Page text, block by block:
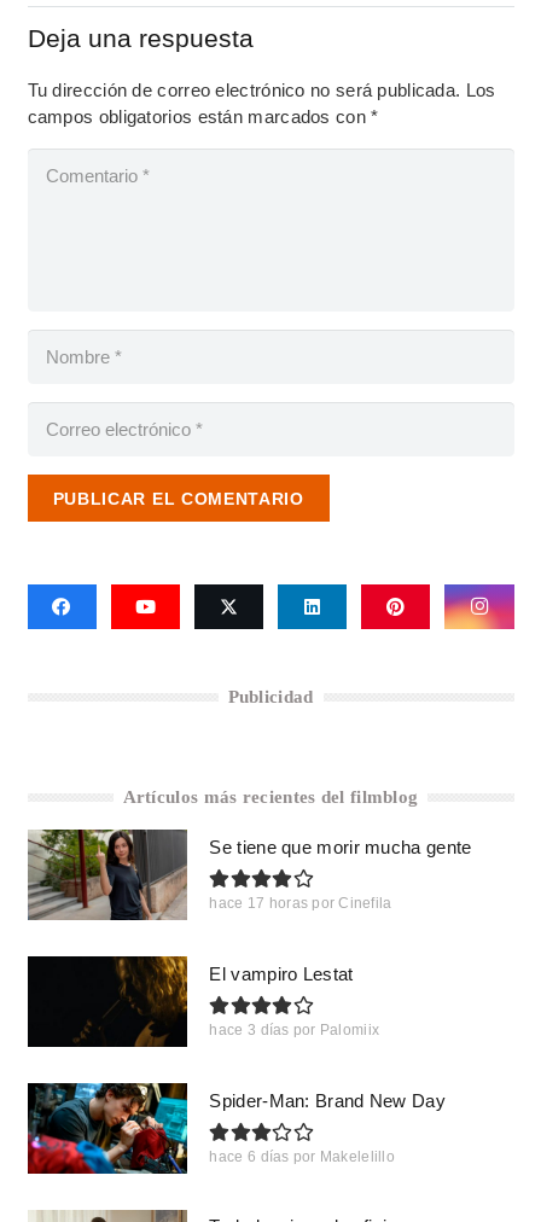
Deja una respuesta
Tu dirección de correo electrónico no será publicada. Los
campos obligatorios están marcados con*
PUBLICAR EL COMENTARIO
Publicidad
Artículos más recientes del filmblog
Se tiene que morir mucha gente
hace 17 horas por Cinefila
El vampiro Lestat
hace 3 días por Palomiix
Spider-Man: Brand New Day
hace 6 días por Makelelillo